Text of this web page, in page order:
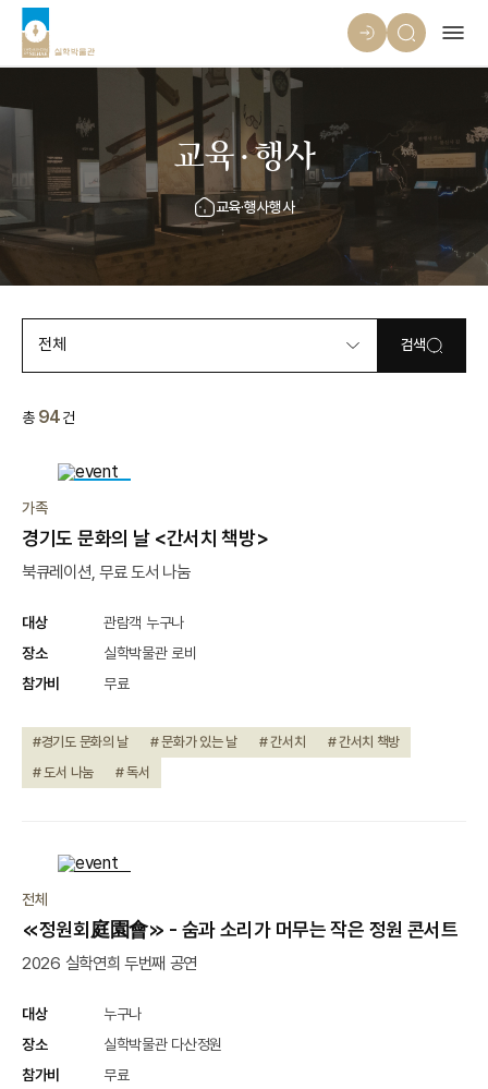
교육·행사
교육·행사행사
전체 검색
총 94건
가족
경기도 문화의 날 <간서치 책방>
북큐레이션, 무료 도서 나눔
대상
관람객 누구나
장소
실학박물관 로비
참가비
무료
#경기도 문화의 날 # 문화가 있는 날 # 간서치
# 간서치 책방
# 도서 나눔
# 독서
전체
≪정원회庭園會≫ - 숨과 소리가 머무는 작은 정원 콘서트
2026 실학연희 두번째 공연
대상
누구나
장소
실학박물관 다산정원
참가비
무료